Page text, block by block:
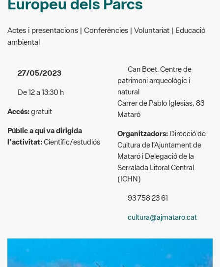
ambiental
27/05/2023
Accés:gratuït
Públic a qui va dirigida
l'activitat:
Científic/estudiós
Can Boet. Centre de
Carrer de Pablo Iglesias, 83
Mataró
Organitzadors:
Direcció de
Cultura de l’Ajuntament de
Serralada Litoral Central
(ICHN)
93 758 23 61
cultura@ajmataro.cat